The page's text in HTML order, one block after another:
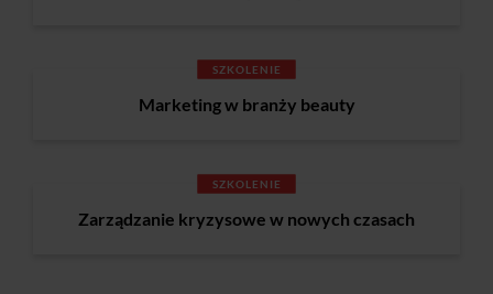
SZKOLENIE
Marketing w branży beauty
SZKOLENIE
Zarządzanie kryzysowe w nowych czasach